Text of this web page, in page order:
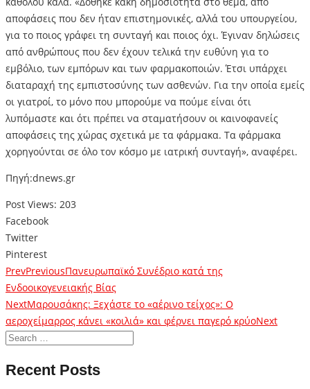
αποφάσεις που δεν ήταν επιστημονικές, αλλά του υπουργείου,
για το ποιος γράφει τη συνταγή και ποιος όχι. Έγιναν δηλώσεις
από ανθρώπους που δεν έχουν τελικά την ευθύνη για το
εμβόλιο, των εμπόρων και των φαρμακοποιών. Έτσι υπάρχει
διαταραχή της εμπιστοσύνης των ασθενών. Για την οποία εμείς
οι γιατροί, το μόνο που μπορούμε να πούμε είναι ότι
λυπόμαστε και ότι πρέπει να σταματήσουν οι καινοφανείς
αποφάσεις της χώρας σχετικά με τα φάρμακα. Τα φάρμακα
χορηγούνται σε όλο τον κόσμο με ιατρική συνταγή», αναφέρει.
Πηγή:dnews.gr
Post Views: 203
Facebook
Twitter
Pinterest
PrevPreviousΠανευρωπαϊκό Συνέδριο κατά της
Ενδοοικογενειακής Βίας
NextΜαρουσάκης: Ξεχάστε το «αέρινο τείχος»: Ο
αεροχείμαρρος κάνει «κοιλιά» και φέρνει παγερό κρύοNext
Recent Posts